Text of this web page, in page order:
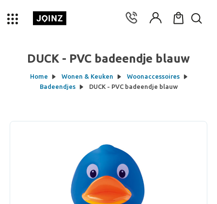
DUCK - PVC badeendje blauw
Home Wonen & Keuken
Woonaccessoires
Badeendjes
DUCK - PVC badeendje blauw